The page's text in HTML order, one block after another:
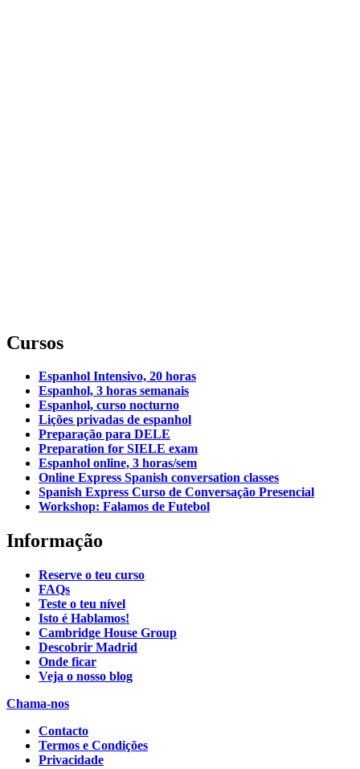
Cursos
Espanhol Intensivo, 20 horas
Espanhol, 3 horas semanais
Espanhol, curso nocturno
Lições privadas de espanhol
Preparação para DELE
Preparation for SIELE exam
Espanhol online, 3 horas/sem
Online Express Spanish conversation classes
Spanish Express Curso de Conversação Presencial
Workshop: Falamos de Futebol
Informação
Reserve o teu curso
FAQs
Teste o teu nível
Isto é Hablamos!
Cambridge House Group
Descobrir Madrid
Onde ficar
Veja o nosso blog
Chama-nos
Contacto
Termos e Condições
Privacidade